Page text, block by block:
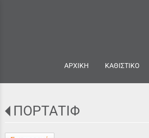
ΑΡΧΙΚΗ ΚΑΘΙΣΤΙΚΟ
ΠΟΡΤΑΤΙΦ